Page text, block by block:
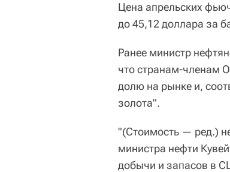
Цена апрельских
до 45,12 доллара за
Ранее министр
что странам-членам
долю на рынке и,
золота".
"(Стоимость — ред.)
министра нефти
добычи и запасов в